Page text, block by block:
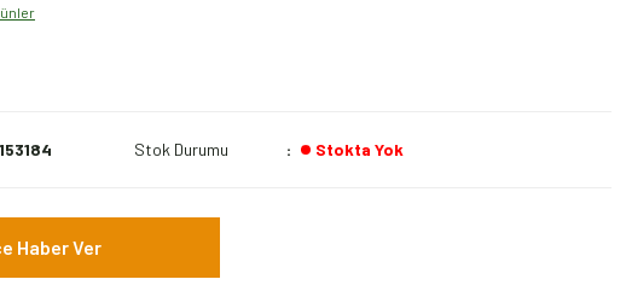
Stok Durumu Stokta Yok
Haber Ver